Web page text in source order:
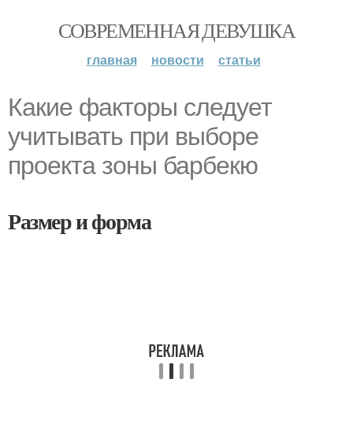
СОВРЕМЕННАЯ ДЕВУШКА
главная новости статьи
Какие факторы следует
учитывать при выборе
проекта зоны барбекю
Размер и форма